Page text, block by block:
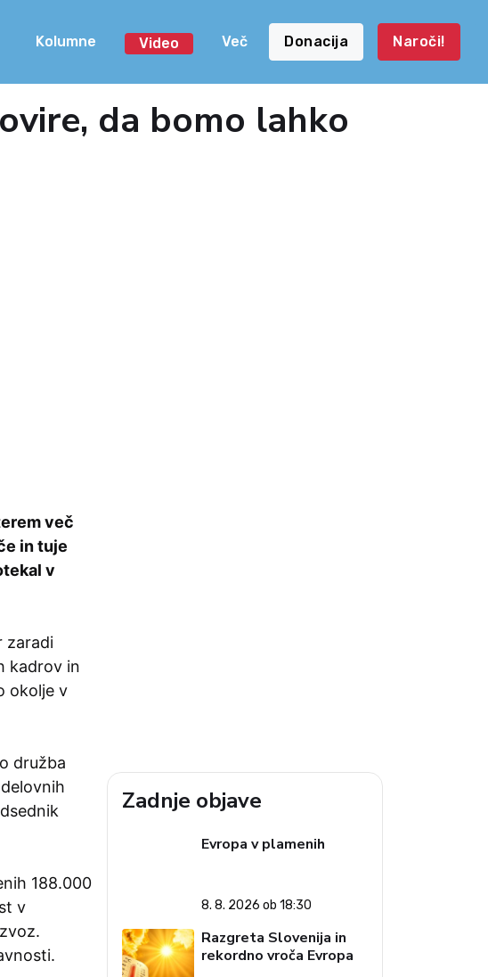
Kolumne Video Več Donacija Naroči!
da bomo lahko
več
in tuje
v
zaradi
kadrov in
okolje v
družba
188.000
v
Zadnje objave
Evropa v plamenih
8. 8. 2026 ob 18:30
Razgreta Slovenija in
rekordno vroča Evropa